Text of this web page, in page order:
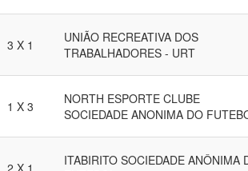
3 X 1
UNIÃO RECREATIVA DOS
TRABALHADORES - URT
1 X 3
NORTH ESPORTE CLUBE
SOCIEDADE ANONIMA DO
2 X 1
ITABIRITO SOCIEDADE ANÔNIMA